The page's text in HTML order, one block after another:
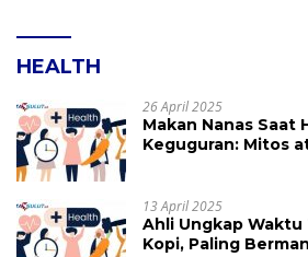
HEALTH
26 April 2025
Makan Nanas Saat
Keguguran: Mitos
13 April 2025
Ahli Ungkap Waktu
Kopi, Paling